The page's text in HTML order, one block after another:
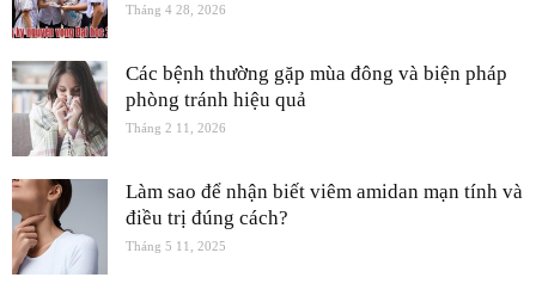
Tháng 4 28, 2026
Các bệnh thường gặp mùa đông và biện pháp
phòng tránh hiệu quả
Tháng 2 11, 2026
Làm sao để nhận biết viêm amidan mạn tính và
điều trị đúng cách?
Tháng 5 11, 2025